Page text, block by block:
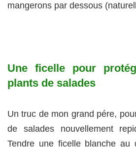
mangerons par dessous
Une ficelle pour
plants de salades
Un truc de mon grand pére,
de salades nouvellement
Tendre une ficelle blanche au